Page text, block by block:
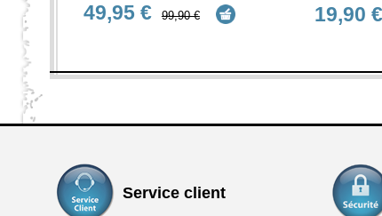
49,95 € 99,90 € 19,90 €
Service client